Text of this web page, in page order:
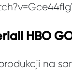
HBO
na